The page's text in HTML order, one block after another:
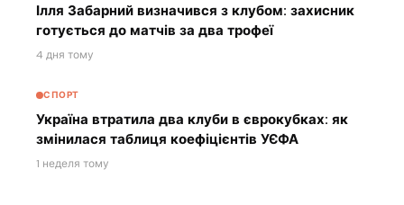
Ілля Забарний визначився з клубом: захисник
готується до матчів за два трофеї
4 дня тому
СПОРТ
Україна втратила два клуби в єврокубках: як
змінилася таблиця коефіцієнтів УЄФА
1 неделя тому